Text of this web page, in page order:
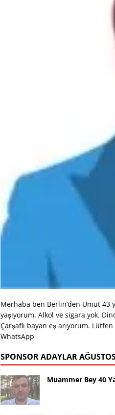
Merhaba ben Berlin’den Umut 43
yaşıyorum. Alkol ve sigara yok.
Çarşaflı bayan eş arıyorum.
WhatsApp
SPONSOR ADAYLAR
Muammer Bey 40